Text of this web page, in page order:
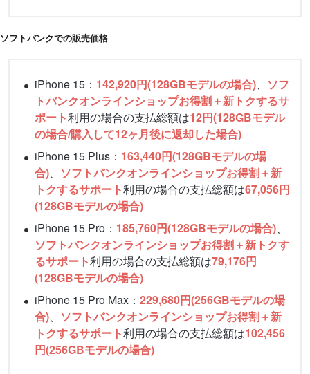
ソフトバンクでの販売価格
iPhone 15： 142,920円(128GBモデルの場合)、 ソフ
トバンクオンラインショップお得割＋新トクするサ
ポート利用の場合の支払総額は12円(128GBモデル
の場合/購入して12ヶ月後に返却した場合)
iPhone 15 Plus： 163,440円(128GBモデルの場
合)、 ソフトバンクオンラインショップお得割＋新
トクするサポート利用の場合の支払総額は67,056円
(128GBモデルの場合)
iPhone 15 Pro： 185,760円(128GBモデルの場合)、
ソフトバンクオンラインショップお得割＋新トクす
るサポート利用の場合の支払総額は79,176円
(128GBモデルの場合)
iPhone 15 Pro Max： 229,680円(256GBモデルの場
合)、 ソフトバンクオンラインショップお得割＋新
トクするサポート利用の場合の支払総額は102,456
円(256GBモデルの場合)